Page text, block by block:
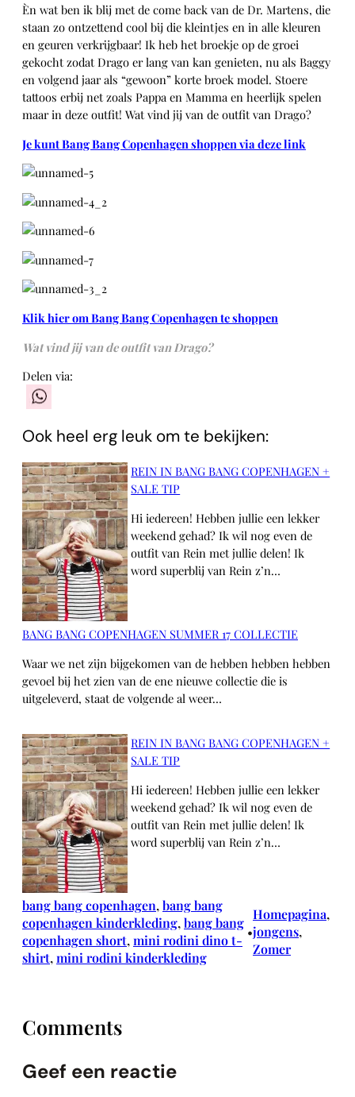
Èn wat ben ik blij met de come back van de Dr. Martens, die
staan zo ontzettend cool bij die kleintjes en in alle kleuren
en geuren verkrijgbaar! Ik heb het broekje op de groei
gekocht zodat Drago er lang van kan genieten, nu als Baggy
en volgend jaar als “gewoon” korte broek model. Stoere
tattoos erbij net zoals Pappa en Mamma en heerlijk spelen
maar in deze outfit! Wat vind jij van de outfit van Drago?
Je kunt Bang Bang Copenhagen shoppen via deze link
Klik hier om Bang Bang Copenhagen te shoppen
Wat vind jij van de outfit van Drago?
Delen via:
Ook heel erg leuk om te bekijken:
REIN IN BANG BANG COPENHAGEN +
SALE TIP
Hi iedereen! Hebben jullie een lekker
weekend gehad? Ik wil nog even de
outfit van Rein met jullie delen! Ik
word superblij van Rein z’n…
BANG BANG COPENHAGEN SUMMER 17 COLLECTIE
Waar we net zijn bijgekomen van de hebben hebben hebben
gevoel bij het zien van de ene nieuwe collectie die is
uitgeleverd, staat de volgende al weer…
REIN IN BANG BANG COPENHAGEN +
SALE TIP
Hi iedereen! Hebben jullie een lekker
weekend gehad? Ik wil nog even de
outfit van Rein met jullie delen! Ik
word superblij van Rein z’n…
bang bang copenhagen, bang bang
copenhagen kinderkleding, bang bang
copenhagen short, mini rodini dino t-
shirt, mini rodini kinderkleding
•
Homepagina
jongens
Zomer
Comments
Geef een reactie